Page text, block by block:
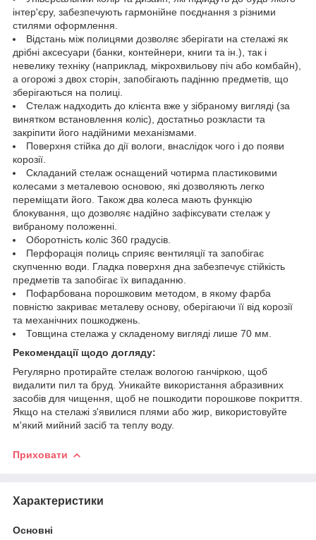
інтер'єру, забезпечують гармонійне поєднання з різними
стилями оформлення.
Відстань між полицями дозволяє зберігати на стелажі як
дрібні аксесуари (банки, контейнери, книги та ін.), так і
невелику техніку (наприклад, мікрохвильову піч або комбайн),
а огорожі з двох сторін, запобігають падінню предметів, що
зберігаються на полиці.
Стелаж надходить до клієнта вже у зібраному вигляді (за
винятком встановлення коліс), достатньо розкласти та
закріпити його надійними механізмами.
Поверхня стійка до дії вологи, внаслідок чого і до появи
корозії.
Складаний стелаж оснащений чотирма пластиковими
колесами з металевою основою, які дозволяють легко
переміщати його. Також два колеса мають функцію
блокування, що дозволяє надійно зафіксувати стелаж у
вибраному положенні.
Оборотність коліс 360 градусів.
Перфорація полиць сприяє вентиляції та запобігає
скупченню води. Гладка поверхня дна забезпечує стійкість
предметів та запобігає їх випаданню.
Пофарбована порошковим методом, в якому фарба
повністю закриває металеву основу, оберігаючи її від корозії
та механічних пошкоджень.
Товщина стелажа у складеному вигляді лише 70 мм.
Рекомендації щодо догляду:
Регулярно протирайте стелаж вологою ганчіркою, щоб
видалити пил та бруд. Уникайте використання абразивних
засобів для чищення, щоб не пошкодити порошкове покриття.
Якщо на стелажі з'явилися плями або жир, використовуйте
м'який мийний засіб та теплу воду.
Приховати
Характеристики
Основні